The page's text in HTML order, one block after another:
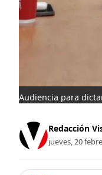
Audiencia para
Redacción
jueves, 20